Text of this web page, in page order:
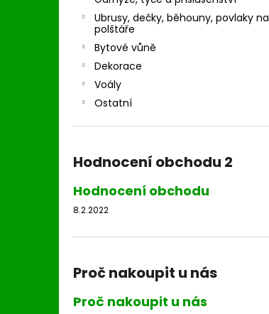
Ubrusy, dečky, běhouny, povlaky na
polštáře
Bytové vůně
Dekorace
Voály
Ostatní
Hodnocení obchodu 2
Hodnocení obchodu
8.2.2022
Proč nakoupit u nás
Proč nakoupit u nás